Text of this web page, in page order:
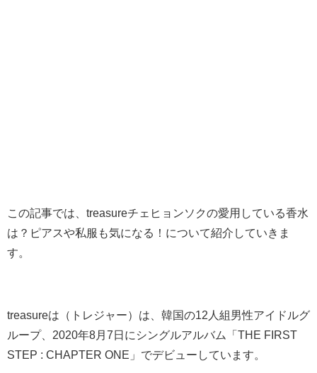
この記事では、treasureチェヒョンソクの愛用している香水
は？ピアスや私服も気になる！について紹介していきま
す。
treasureは（トレジャー）は、韓国の12人組男性アイドルグ
ループ、2020年8月7日にシングルアルバム「THE FIRST
STEP : CHAPTER ONE」でデビューしています。